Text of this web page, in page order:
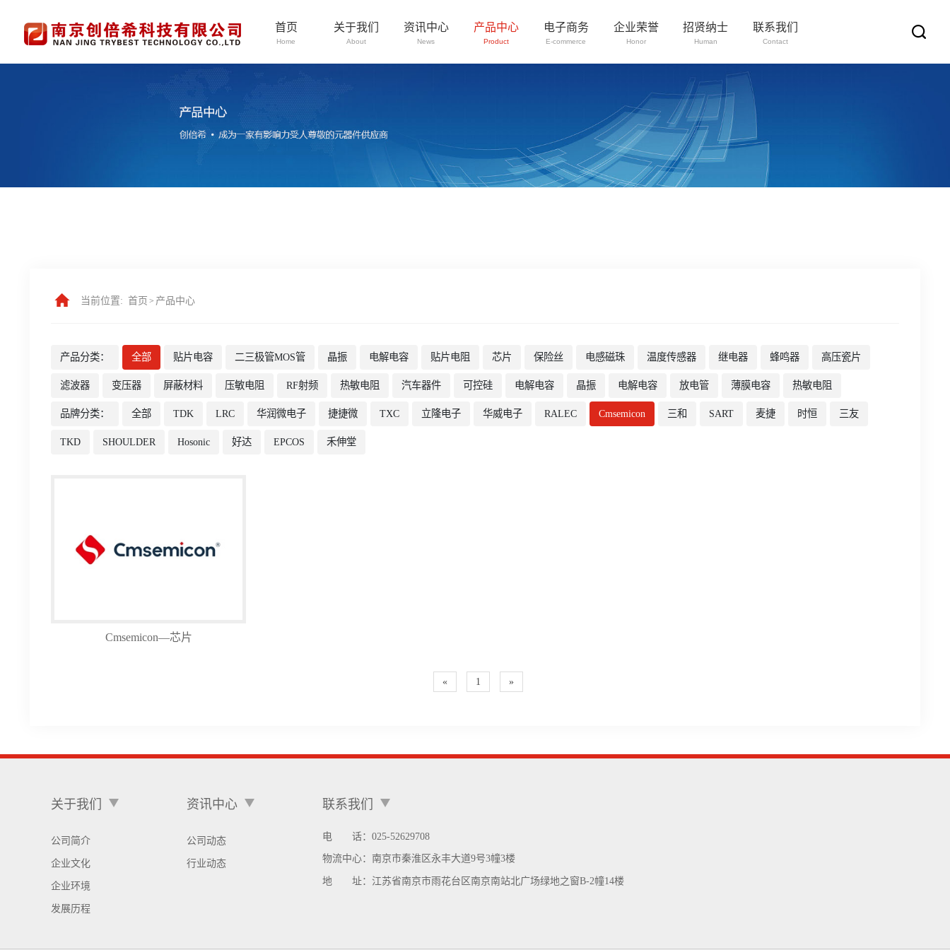
首页
Home
关于我们
About
资讯中心
News
产品中心
Product
电子商务
E-commerce
企业荣誉
Honor
招贤纳士
Human
联系我们
Contact
当前位置: 首页 > 产品中心
产品分类： 全部 贴片电容 二三极管MOS管 晶振 电解电容 贴片电阻 芯片 保险丝 电感磁珠 温度传感器 继电器 蜂鸣器 高压瓷片
滤波器 变压器 屏蔽材料 压敏电阻 RF射频 热敏电阻 汽车器件 可控硅 电解电容 晶振 电解电容 放电管 薄膜电容 热敏电阻
品牌分类： 全部 TDK LRC 华润微电子 捷捷微 TXC 立隆电子 华威电子 RALEC Cmsemicon 三和 SART 麦捷 时恒 三友
TKD SHOULDER Hosonic 好达 EPCOS 禾伸堂
Cmsemicon—芯片
« 1 »
关于我们
公司简介
企业文化
企业环境
发展历程
资讯中心
公司动态
行业动态
联系我们
电 话：025-52629708
物流中心： 南京市秦淮区永丰大道9号3幢3楼
地 址： 江苏省南京市雨花台区南京南站北广场绿地之窗B-2幢14楼